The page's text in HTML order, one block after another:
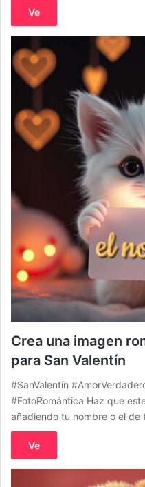
Ve
Crea una imagen
para San Valentín
#SanValentín
#FotoRomántica Haz que
añadiendo tu nombre o el de
Ve